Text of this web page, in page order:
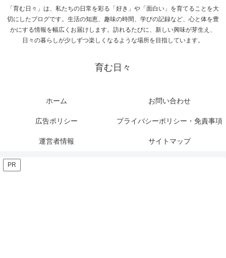
「育む日々」は、私たちの日常を彩る「好き」や「面白い」を育てることを大
切にしたブログです。生活の知恵、趣味の時間、学びの記録など、心と体を豊
かにする情報を幅広くお届けします。訪れるたびに、新しい興味が芽生え、
日々の暮らしが少しずつ楽しくなるような場所を目指しています。
育む日々
ホーム お問い合わせ
広告ポリシー プライバシーポリシー・免責事項
運営者情報 サイトマップ
PR